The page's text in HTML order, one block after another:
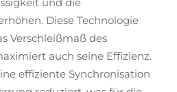
Diese Technologie
Verschleißmaß des
auch seine Effizienz.
effiziente Synchronisation